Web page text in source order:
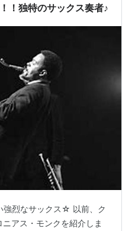
！独特のサックス奏者♪
烈なサックス☆ 以前、ク
アス・モンクを紹介しま